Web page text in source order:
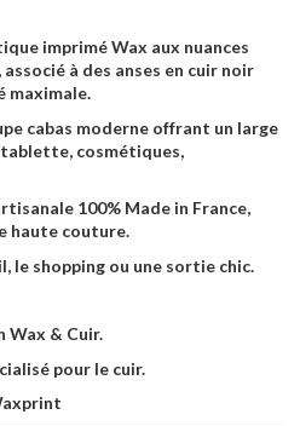
imprimé Wax aux nuances
à des anses en cuir noir
maximale.
cabas moderne offrant un large
cosmétiques,
100% Made in France,
haute couture.
le shopping ou une sortie chic.
Wax & Cuir.
pour le cuir.